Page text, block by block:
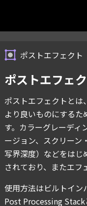
ポストエフェクト
ポストエフェ
ポストエフェクトとは
より良いものにする
す。カラーグレーディ
ージョン、スクリーン
写界深度）などをは
されており、またエフ
使用方法はビルトイン
Post Processing